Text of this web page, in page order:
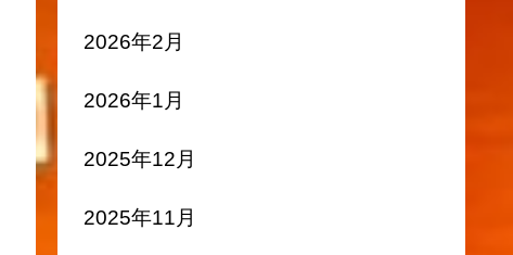
2026年2月
2026年1月
2025年12月
2025年11月